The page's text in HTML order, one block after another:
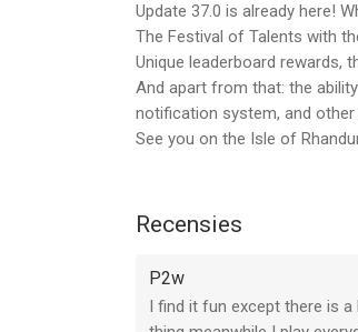
--
Rush Royale: Tower Defense
iOS versie 15.0 of hoger,
Update 37.0 is already here!
The Festival of Talents with
Unique leaderboard rewards,
And apart from that: the
notification system, and
See you on the Isle of
Recensies
P2w
I find it fun except there is